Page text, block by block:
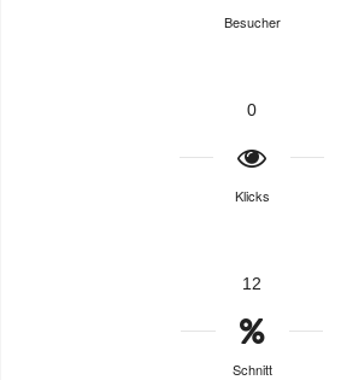
Besucher
0
Klicks
12
Schnitt